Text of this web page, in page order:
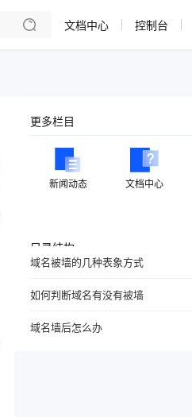
美国高防2区[推荐]
美国T级防御
香港CN2 GIA 2区
文档中心 控制台
更多栏目
新闻动态 文档中心
目录结构
域名被墙的几种表象方式
如何判断域名有没有被墙
域名墙后怎么办